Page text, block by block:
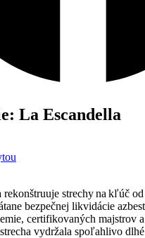
La Escandella
rekonštruuje strechy na kľúč
bezpečnej likvidácie
certifikovaných majstrov
vydržala spoľahlivo